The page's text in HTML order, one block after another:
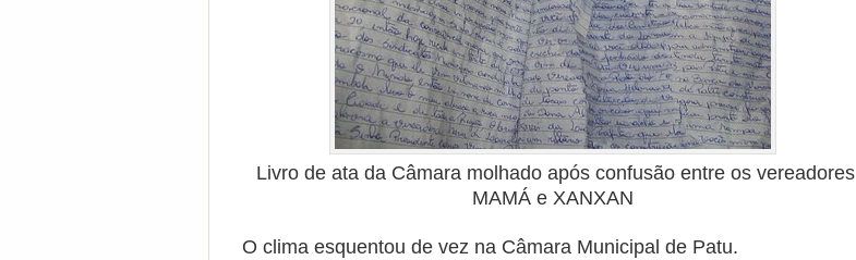
Livro de ata da Câmara molhado após confusão entre os vereadores
MAMÁ e XANXAN
O clima esquentou de vez na Câmara Municipal de Patu.